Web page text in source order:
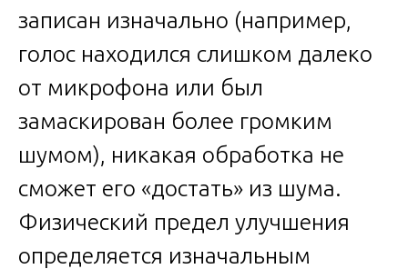
записан изначально (например,
голос находился слишком далеко
от микрофона или был
замаскирован более громким
шумом), никакая обработка не
сможет его «достать» из шума.
Физический предел улучшения
определяется изначальным